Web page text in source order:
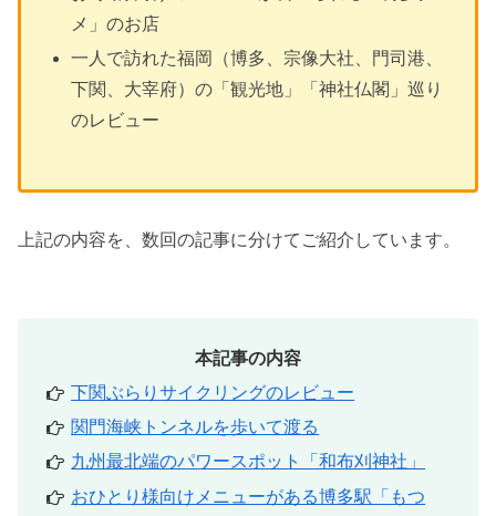
メ」のお店
一人で訪れた福岡（博多、宗像大社、門司港、
下関、大宰府）の「観光地」「神社仏閣」巡り
のレビュー
上記の内容を、数回の記事に分けてご紹介しています。
本記事の内容
下関ぶらりサイクリングのレビュー
関門海峡トンネルを歩いて渡る
九州最北端のパワースポット「和布刈神社」
おひとり様向けメニューがある博多駅「もつ